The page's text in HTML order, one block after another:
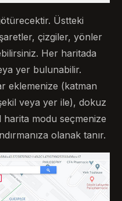
Üstteki
çizgiler, yönler
Her haritada
yer bulunabilir.
eklemenize (katman
veya yer ile), dokuz
harita modu seçmenize
olanak tanır.